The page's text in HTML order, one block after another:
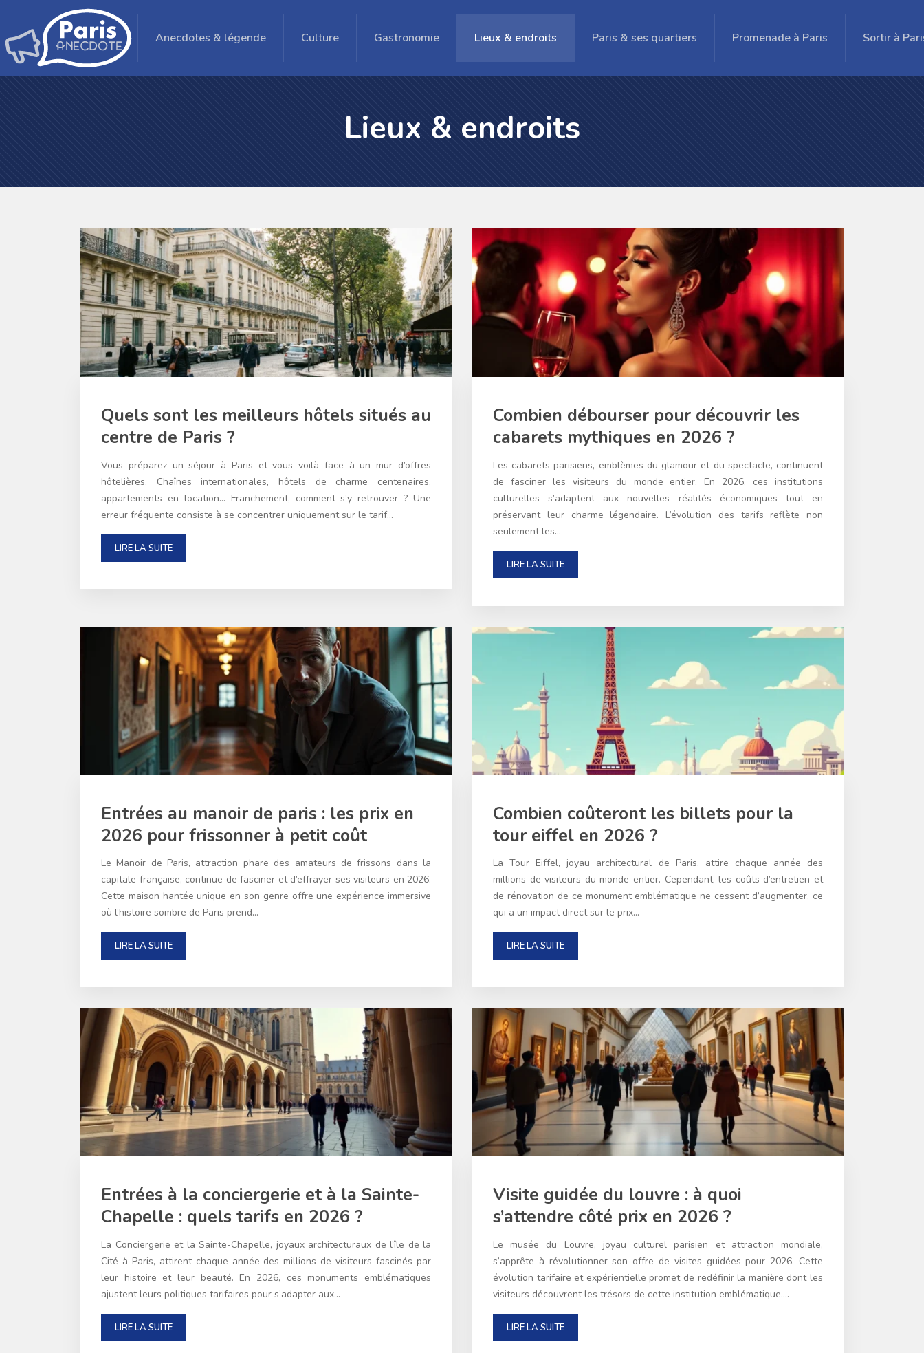
Anecdotes & légende Culture Gastronomie Lieux & endroits Paris & ses quartiers Promenade à Paris Sortir à
Lieux & endroits
Quels sont les meilleurs hôtels situés au
centre de Paris ?
Vous préparez un séjour à Paris et vous voilà face à un mur d’offres
hôtelières. Chaînes internationales, hôtels de charme centenaires,
appartements en location… Franchement, comment s’y retrouver ? Une
erreur fréquente consiste à se concentrer uniquement sur le tarif…
LIRE LA SUITE
Combien débourser pour découvrir les
cabarets mythiques en 2026 ?
Les cabarets parisiens, emblèmes du glamour et du spectacle, continuent
de fasciner les visiteurs du monde entier. En 2026, ces institutions
culturelles s’adaptent aux nouvelles réalités économiques tout en
préservant leur charme légendaire. L’évolution des tarifs reflète non
seulement les…
LIRE LA SUITE
Entrées au manoir de paris : les prix en
2026 pour frissonner à petit coût
Le Manoir de Paris, attraction phare des amateurs de frissons dans la
capitale française, continue de fasciner et d’effrayer ses visiteurs en 2026.
Cette maison hantée unique en son genre offre une expérience immersive
où l’histoire sombre de Paris prend…
LIRE LA SUITE
Combien coûteront les billets pour la
tour eiffel en 2026 ?
La Tour Eiffel, joyau architectural de Paris, attire chaque année des
millions de visiteurs du monde entier. Cependant, les coûts d’entretien et
de rénovation de ce monument emblématique ne cessent d’augmenter, ce
qui a un impact direct sur le prix…
LIRE LA SUITE
Entrées à la conciergerie et à la Sainte-
Chapelle : quels tarifs en 2026 ?
La Conciergerie et la Sainte-Chapelle, joyaux architecturaux de l’île de la
Cité à Paris, attirent chaque année des millions de visiteurs fascinés par
leur histoire et leur beauté. En 2026, ces monuments emblématiques
ajustent leurs politiques tarifaires pour s’adapter aux…
LIRE LA SUITE
Visite guidée du louvre : à quoi
s’attendre côté prix en 2026 ?
Le musée du Louvre, joyau culturel parisien et attraction mondiale,
s’apprête à révolutionner son offre de visites guidées pour 2026. Cette
évolution tarifaire et expérientielle promet de redéfinir la manière dont les
visiteurs découvrent les trésors de cette institution emblématique….
LIRE LA SUITE